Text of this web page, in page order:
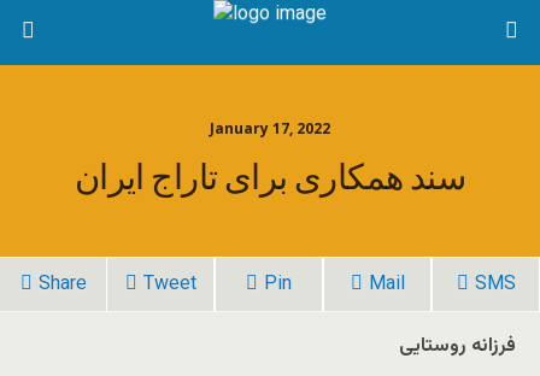
January 17, 2022
سند همکاری برای تاراج ایران
Share Tweet Pin Mail SMS
فرزانه روستایی